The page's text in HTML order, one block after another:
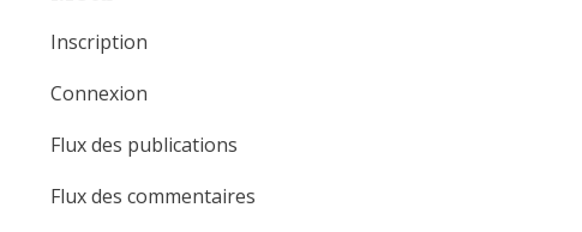
Inscription
Connexion
Flux des publications
Flux des commentaires